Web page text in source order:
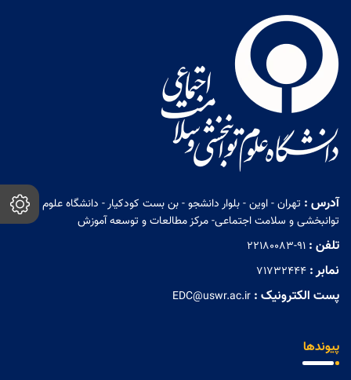
آدرس : تهران - اوین - بلوار دانشجو - بن بست کودکیار - دانشگاه علوم
توانبخشی و سلامت اجتماعی- مرکز مطالعات و توسعه آموزش
تلفن : 22180083-91
نمابر : 71732444
پست الکترونیک : EDC@uswr.ac.ir
پیوندها